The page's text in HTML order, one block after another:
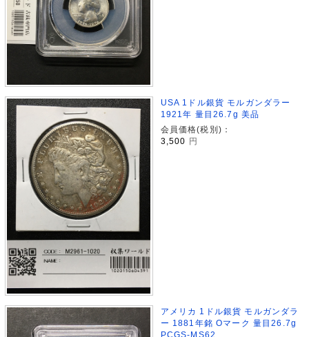
USA 1ドル銀貨 モルガンダラー
1921年 量目26.7g 美品
会員価格(税別)：
3,500 円
アメリカ 1ドル銀貨 モルガンダラ
ー 1881年銘 Oマーク 量目26.7g
PCGS-MS62